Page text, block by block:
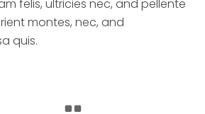
felis, ultricies nec, and pellente
montes, nec, and
quis.